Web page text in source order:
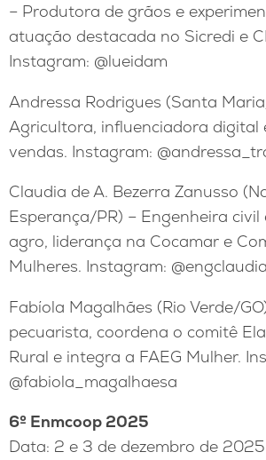
– Produtora de grãos e
atuação destacada no Sicredi e
Instagram: @lueidam
Andressa Rodrigues (Santa
Agricultora, influenciadora digital
vendas. Instagram:
Claudia de A. Bezerra Zanusso
Esperança/PR) – Engenheira civil
agro, liderança na Cocamar e
Mulheres. Instagram:
Fabíola Magalhães (Rio Verde/
pecuarista, coordena o comitê
Rural e integra a FAEG Mulher.
@fabiola_magalhaesa
6º Enmcoop 2025
Data: 2 e 3 de dezembro de 2025